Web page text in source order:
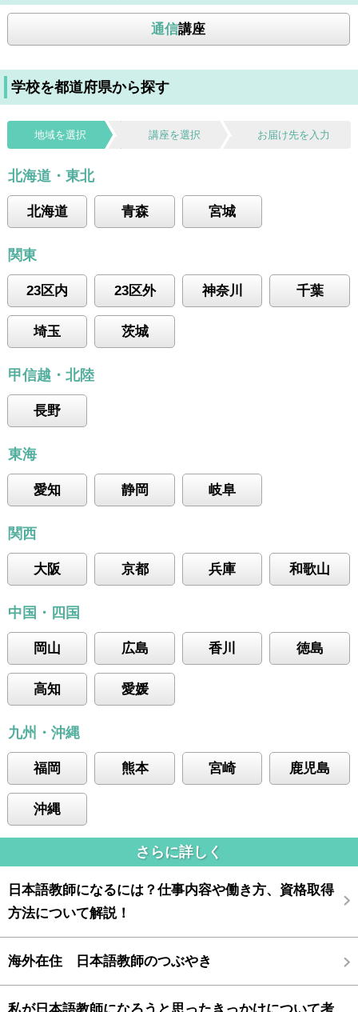
通信講座
学校を都道府県から探す
地域を選択 講座を選択 お届け先を入力
北海道・東北
北海道 青森 宮城
関東
23区内 23区外 神奈川 千葉
埼玉 茨城
甲信越・北陸
長野
東海
愛知 静岡 岐阜
関西
大阪 京都 兵庫 和歌山
中国・四国
岡山 広島 香川 徳島
高知 愛媛
九州・沖縄
福岡 熊本 宮崎 鹿児島
沖縄
さらに詳しく
日本語教師になるには？仕事内容や働き方、資格取得
方法について解説！
海外在住 日本語教師のつぶやき
私が日本語教師になろうと思ったきっかけについて考